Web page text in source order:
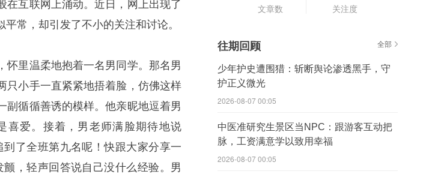
在互联网上涌动。近日，网上出现了
常，却引发了不小的关注和讨论。
怀里温柔地抱着一名男同学。那名男
只小手一直紧紧地捂着脸，仿佛这样
副循循善诱的模样。他亲昵地逗着男
喜爱。接着，男老师满脸期待地说
了全班第九名呢！快跟大家分享一
，轻声回答说自己没什么经验。男
文章数 关注度
往期回顾 全部
少年护史遭围猎：斩断舆论渗透黑手，守
护正义微光
2026-08-07 00:05
中医准研究生景区当NPC：跟游客互动把
脉，工资满意学以致用幸福
2026-08-07 00:05